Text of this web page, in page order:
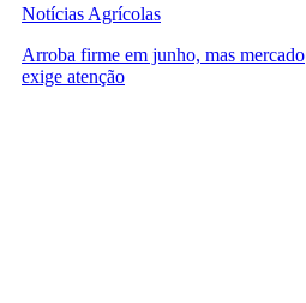
Notícias Agrícolas
Arroba firme em junho, mas mercado
exige atenção